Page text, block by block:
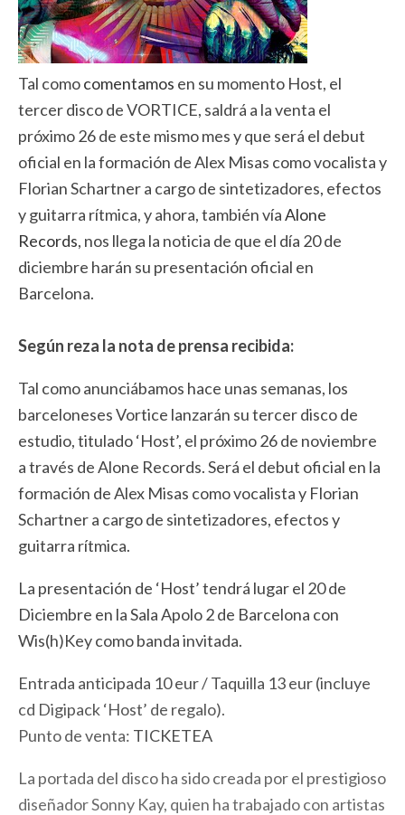
Tal comocomentamos en su momento Host, el
tercer disco de VORTICE, saldrá a la venta el
próximo 26 de este mismo mes y que será el debut
oficial en la formación de Alex Misas como vocalista y
Florian Schartner a cargo de sintetizadores, efectos
y guitarra rítmica, y ahora, también víaAlone
Records, nos llega la noticia de que el día 20 de
diciembre harán su presentación oficial en
Barcelona.
Según reza la nota de prensa recibida:
Tal como anunciábamos hace unas semanas, los
barceloneses Vortice lanzarán su tercer disco de
estudio, titulado ‘Host’, el próximo 26 de noviembre
a través de Alone Records. Será el debut oficial en la
formación de Alex Misas como vocalista y Florian
Schartner a cargo de sintetizadores, efectos y
guitarra rítmica.
La presentación de ‘Host’ tendrá lugar el 20 de
Diciembre en la Sala Apolo 2 de Barcelona con
Wis(h)Key como banda invitada.
Entrada anticipada 10 eur / Taquilla 13 eur (incluye
cd Digipack ‘Host’ de regalo).
Punto de venta: TICKETEA
La portada del disco ha sido creada por el prestigioso
diseñador Sonny Kay, quien ha trabajado con artistas